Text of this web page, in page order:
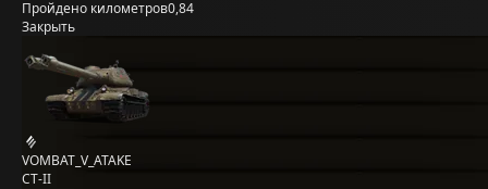
Пройдено километров0,84
Закрыть
VOMBAT_V_ATAKE
СТ-II